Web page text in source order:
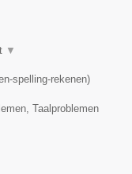
▼
spelling-rekenen)
Taalproblemen